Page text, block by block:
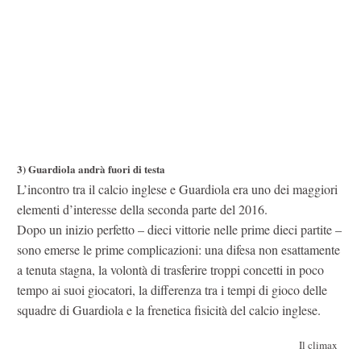
3)Guardiola andrà fuori di testa
L’incontro tra il calcio inglese e Guardiola era uno dei maggiori
elementi d’interesse della seconda parte del 2016.
Dopo un inizio perfetto – dieci vittorie nelle prime dieci partite –
sono emerse le prime complicazioni: una difesa non esattamente
a tenuta stagna, la volontà di trasferire troppi concetti in poco
tempo ai suoi giocatori, la differenza tra i tempi di gioco delle
squadre di Guardiola e la frenetica fisicità del calcio inglese.
Il climax